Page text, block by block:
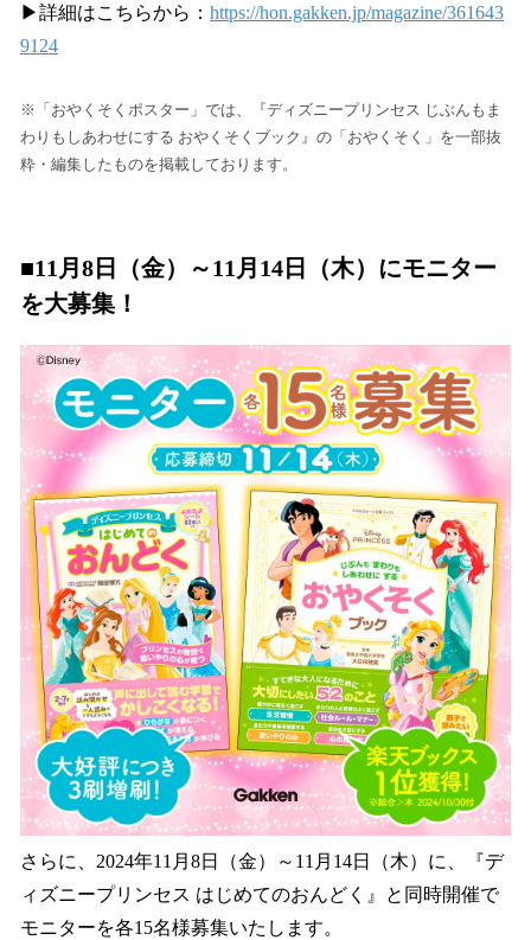
▶詳細はこちらから： https://hon.gakken.jp/magazine/361643
9124
※「おやくそくポスター」では、『ディズニープリンセス じぶんもま
わりもしあわせにする おやくそくブック』の「おやくそく」を一部抜
粋・編集したものを掲載しております。
■11月8日（金）～11月14日（木）にモニター
を大募集！
さらに、2024年11月8日（金）～11月14日（木）に、『デ
ィズニープリンセス はじめてのおんどく』と同時開催で
モニターを各15名様募集いたします。